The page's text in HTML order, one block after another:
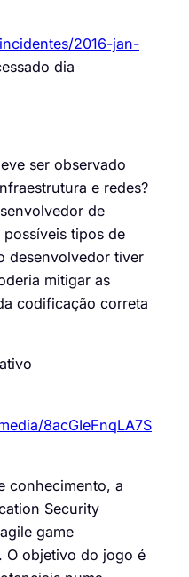
2016-jan-
dia
ser observado
e redes?
de
tipos de
desenvolvedor tiver
mitigar as
codificação correta
8acGIeFnqLA7S
conhecimento, a
Security
game
. O objetivo do jogo é